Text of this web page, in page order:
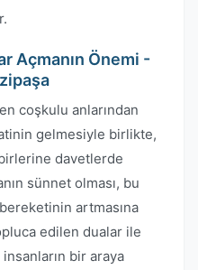
Açmanın Önemi -
coşkulu anlarından
gelmesiyle birlikte,
davetlerde
sünnet olması, bu
artmasına
edilen dualar ile
bir araya